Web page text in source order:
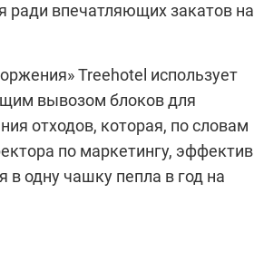
ради впечатляющих закатов на
Treehotel использует
вывозом блоков для
отходов, которая, по словам
по маркетингу,
в одну чашку пепла в год на